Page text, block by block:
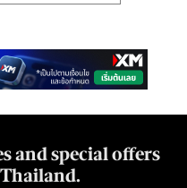
and special offers